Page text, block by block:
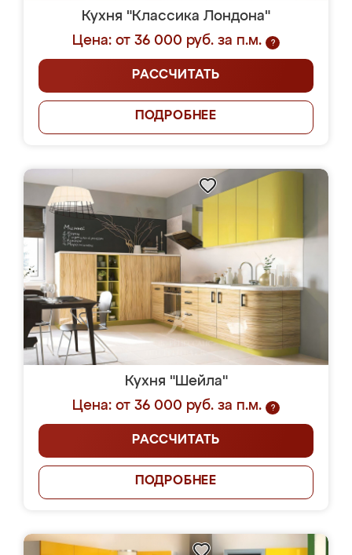
Кухня "Классика Лондона"
Цена: от 36 000 руб. за п.м.
?
РАССЧИТАТЬ
ПОДРОБНЕЕ
Кухня "Шейла"
Цена: от 36 000 руб. за п.м.
?
РАССЧИТАТЬ
ПОДРОБНЕЕ